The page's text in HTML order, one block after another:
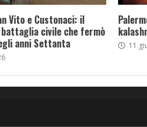
Vito e Custonaci: il
civile che fermò
anni Settanta
11